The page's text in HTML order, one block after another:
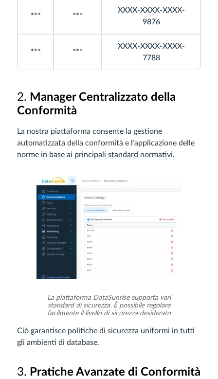
*** ***
XXXX-XXXX-XXXX-
9876
*** ***
XXXX-XXXX-XXXX-
7788
2. Manager Centralizzato della
Conformità
La nostra piattaforma consente la gestione
automatizzata della conformità e l’applicazione delle
norme in base ai principali standard normativi.
La piattaforma DataSunrise supporta vari
standard di sicurezza. È possibile regolare
facilmente il livello di sicurezza desiderato
Ciò garantisce politiche di sicurezza uniformi in tutti
gli ambienti di database.
3. Pratiche Avanzate di Conformità